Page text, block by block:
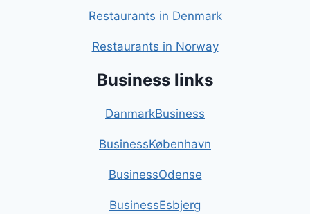
Restaurants in Denmark
Restaurants in Norway
Business links
DanmarkBusiness
BusinessKøbenhavn
BusinessOdense
BusinessEsbjerg